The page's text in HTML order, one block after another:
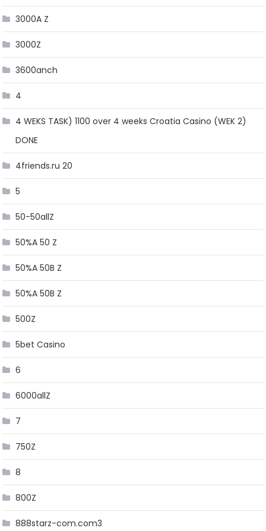
3000A Z
3000Z
3600anch
4
4 WEKS TASK) 1100 over 4 weeks Croatia Casino (WEK 2)
DONE
4friends.ru 20
5
50-50allZ
50%A 50 Z
50%A 50B Z
50%A 50B Z
500Z
5bet Casino
6
6000allZ
7
750Z
8
800Z
888starz-com.com3